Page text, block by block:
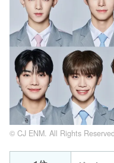
© CJ ENM. All Rights